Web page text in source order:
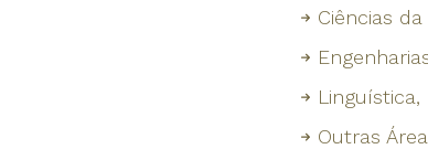
Ciências
Outras